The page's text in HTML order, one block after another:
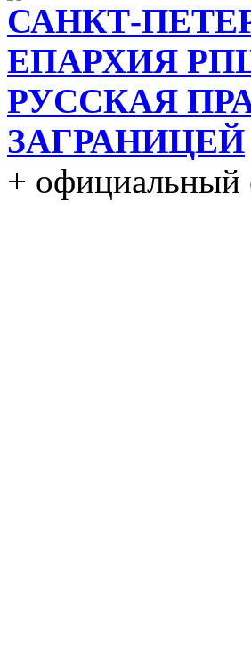
САНКТ-
ЕПАРХИЯ
РУССКАЯ
ЗАГРАНИЦЕЙ
+ официальный